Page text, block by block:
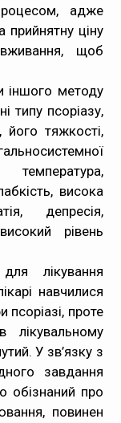
адже
прийнятну ціну
щоб
іншого методу
типу псоріазу,
його тяжкості,
висока
депресія,
рівень
лікування
навчилися
проте
лікувальному
У зв’язку з
завдання
обізнаний про
повинен